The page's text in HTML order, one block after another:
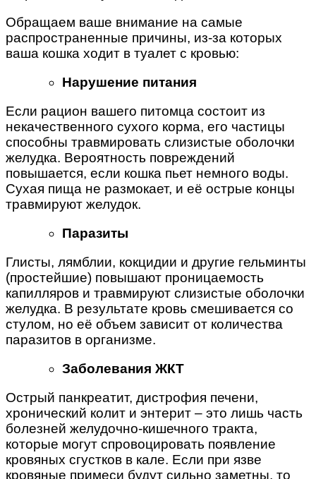
Обращаем ваше внимание на самые
распространенные причины, из-за которых
ваша кошка ходит в туалет с кровью:
Нарушение питания
Если рацион вашего питомца состоит из
некачественного сухого корма, его частицы
способны травмировать слизистые оболочки
желудка. Вероятность повреждений
повышается, если кошка пьет немного воды.
Сухая пища не размокает, и её острые концы
травмируют желудок.
Паразиты
Глисты, лямблии, кокцидии и другие гельминты
(простейшие) повышают проницаемость
капилляров и травмируют слизистые оболочки
желудка. В результате кровь смешивается со
стулом, но её объем зависит от количества
паразитов в организме.
Заболевания ЖКТ
Острый панкреатит, дистрофия печени,
хронический колит и энтерит – это лишь часть
болезней желудочно-кишечного тракта,
которые могут спровоцировать появление
кровяных сгустков в кале. Если при язве
кровяные примеси будут сильно заметны, то